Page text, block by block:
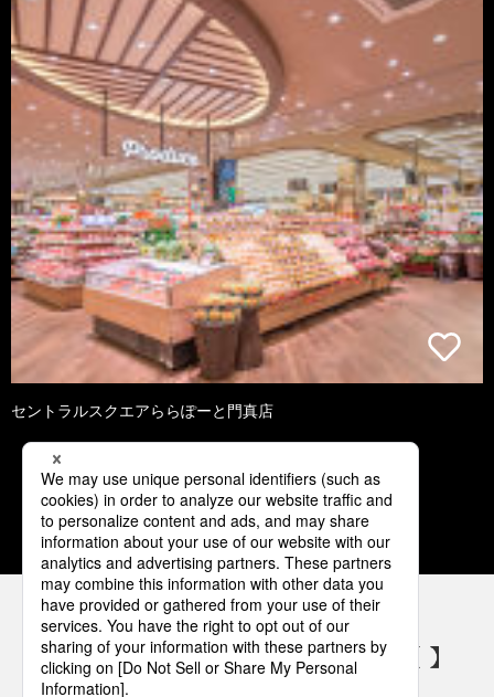
セントラルスクエアららぽーと門真店
1 2 3 4 5
パナソニックの電気設備 SNSアカウント